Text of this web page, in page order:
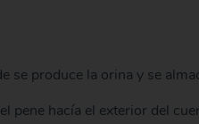
produce la orina y se
pene hacía el exterior del